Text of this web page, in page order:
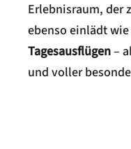
Erlebnisraum, der
ebenso einlädt
Tagesausflügen–
und voller